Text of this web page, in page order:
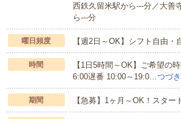
西鉄久留米駅から---分／大善
ら---分
曜日頻度 【週2日～OK】シフト自由
時間
【1日5時間～OK】ご希望の
6:00遅番 10:00～19:0…つづ
期間 【急募】1ヶ月～OK！スター